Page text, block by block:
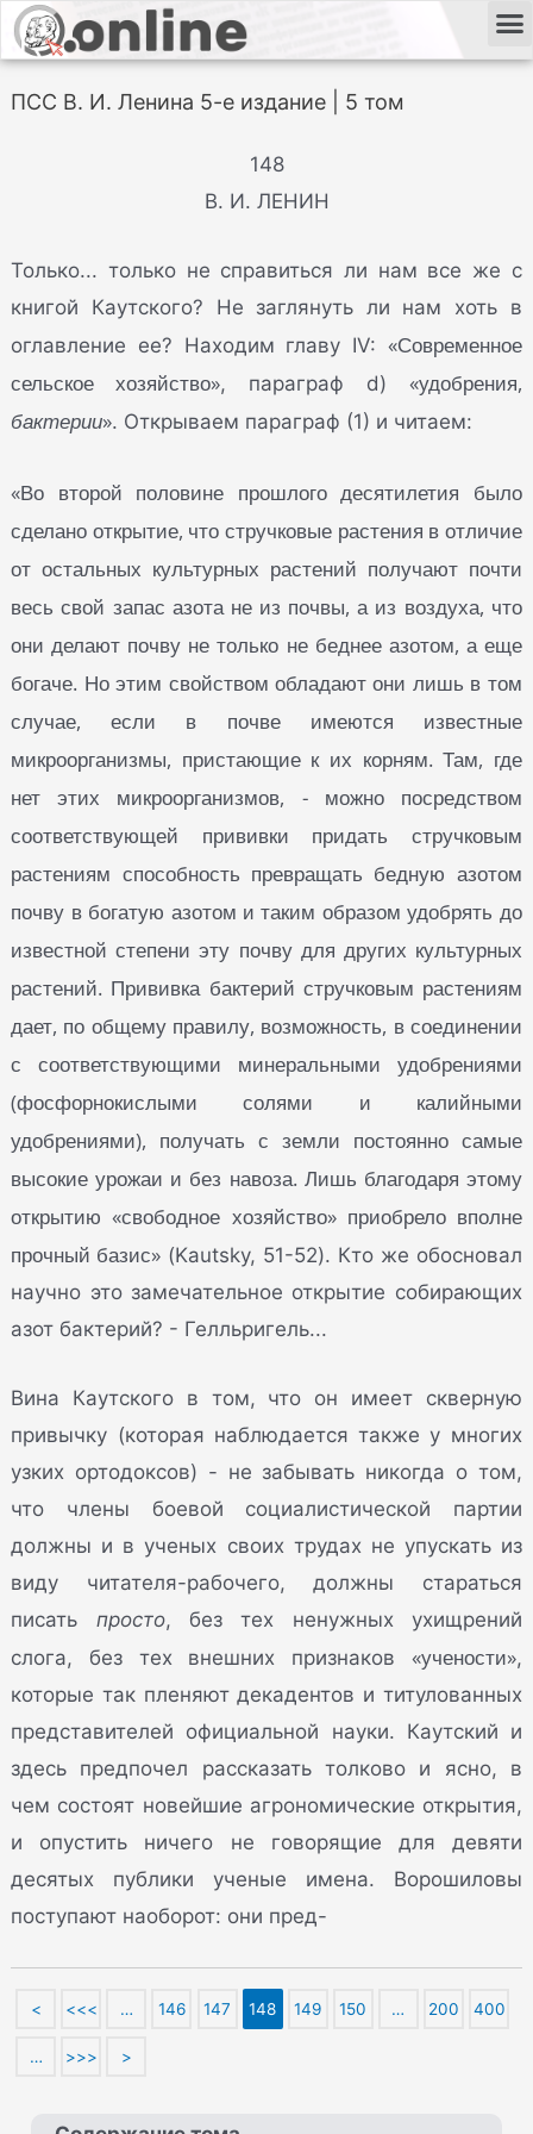
ПСС В. И. Ленина 5-е издание | 5 том
148
В. И. ЛЕНИН
Только... только не справиться ли нам все же с
книгой Каутского? Не заглянуть ли нам хоть в
оглавление ее? Находим главу IV: «Современное
сельское хозяйство», параграф d) «удобрения,
бактерии». Открываем параграф (1) и читаем:
«Во второй половине прошлого десятилетия было
сделано открытие, что стручковые растения в отличие
от остальных культурных растений получают почти
весь свой запас азота не из почвы, а из воздуха, что
они делают почву не только не беднее азотом, а еще
богаче. Но этим свойством обладают они лишь в том
случае, если в почве имеются известные
микроорганизмы, пристающие к их корням. Там, где
нет этих микроорганизмов, - можно посредством
соответствующей прививки придать стручковым
растениям способность превращать бедную азотом
почву в богатую азотом и таким образом удобрять до
известной степени эту почву для других культурных
растений. Прививка бактерий стручковым растениям
дает, по общему правилу, возможность, в соединении
с соответствующими минеральными удобрениями
(фосфорнокислыми солями и калийными
удобрениями), получать с земли постоянно самые
высокие урожаи и без навоза. Лишь благодаря этому
открытию «свободное хозяйство» приобрело вполне
прочный базис» (Kautsky, 51-52). Кто же обосновал
научно это замечательное открытие собирающих
азот бактерий? - Гелльригель...
Вина Каутского в том, что он имеет скверную
привычку (которая наблюдается также у многих
узких ортодоксов) - не забывать никогда о том,
что члены боевой социалистической партии
должны и в ученых своих трудах не упускать из
виду читателя-рабочего, должны стараться
писать просто, без тех ненужных ухищрений
слога, без тех внешних признаков «учености»,
которые так пленяют декадентов и титулованных
представителей официальной науки. Каутский и
здесь предпочел рассказать толково и ясно, в
чем состоят новейшие агрономические открытия,
и опустить ничего не говорящие для девяти
десятых публики ученые имена. Ворошиловы
поступают наоборот: они пред-
< <<< … 146 147 148 149 150 … 200 400
… >>> >